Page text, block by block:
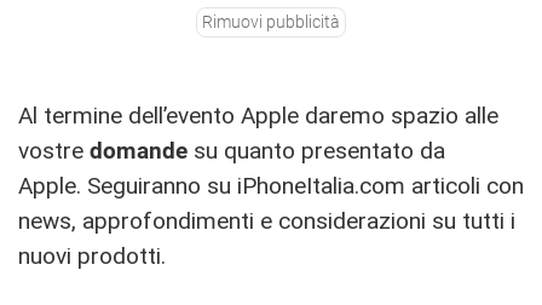
Rimuovi pubblicità
Al termine dell’evento Apple daremo spazio alle
vostre domande su quanto presentato da
Apple. Seguiranno su iPhoneItalia.com articoli con
news, approfondimenti e considerazioni su tutti i
nuovi prodotti.